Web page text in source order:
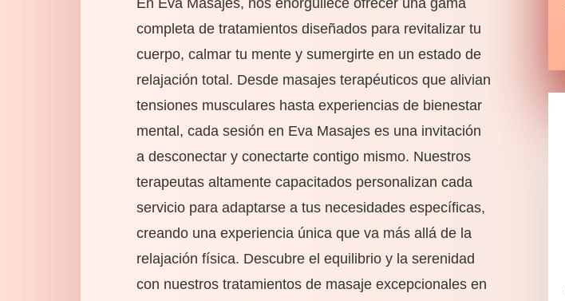
En Eva Masajes, nos enorgullece ofrecer una gama
completa de tratamientos diseñados para revitalizar tu
cuerpo, calmar tu mente y sumergirte en un estado de
relajación total. Desde masajes terapéuticos que alivian
tensiones musculares hasta experiencias de bienestar
mental, cada sesión en Eva Masajes es una invitación
a desconectar y conectarte contigo mismo. Nuestros
terapeutas altamente capacitados personalizan cada
servicio para adaptarse a tus necesidades específicas,
creando una experiencia única que va más allá de la
relajación física. Descubre el equilibrio y la serenidad
con nuestros tratamientos de masaje excepcionales en